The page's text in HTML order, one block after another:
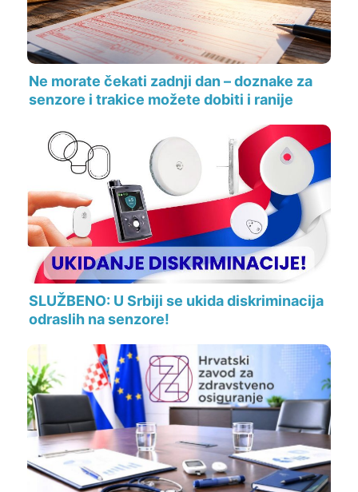
Ne morate čekati zadnji dan – doznake za
senzore i trakice možete dobiti i ranije
SLUŽBENO: U Srbiji se ukida diskriminacija
odraslih na senzore!